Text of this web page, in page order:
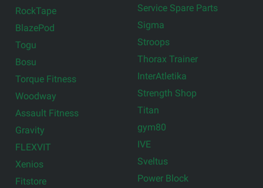
RockTape
BlazePod
Togu
Bosu
Torque Fitness
Woodway
Assault Fitness
Gravity
FLEXVIT
Xenios
Fitstore
Service Spare Parts
Sigma
Stroops
Thorax Trainer
InterAtletika
Strength Shop
Titan
gym80
IVE
Sveltus
Power Block